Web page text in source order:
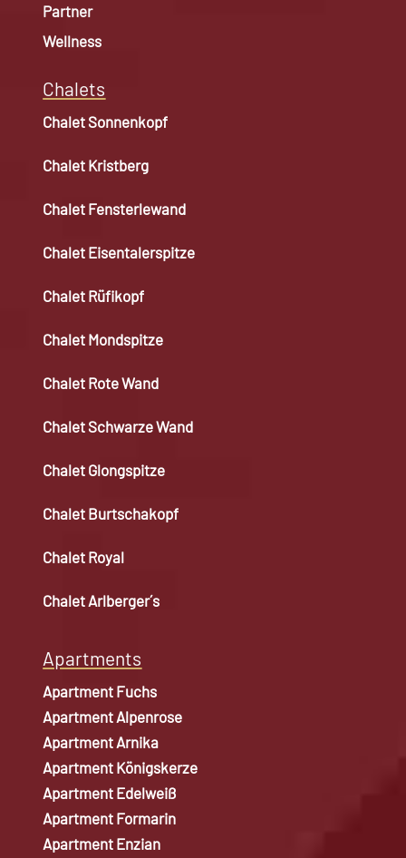
Partner
Wellness
Chalets
Chalet Sonnenkopf
Chalet Kristberg
Chalet Fensterlewand
Chalet Eisentalerspitze
Chalet Rüfikopf
Chalet Mondspitze
Chalet Rote Wand
Chalet Schwarze Wand
Chalet Glongspitze
Chalet Burtschakopf
Chalet Royal
Chalet Arlberger´s
Apartments
Apartment Fuchs
Apartment Alpenrose
Apartment Arnika
Apartment Königskerze
Apartment Edelweiß
Apartment Formarin
Apartment Enzian